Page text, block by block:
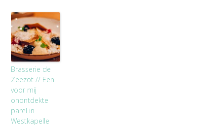
Brasserie de
Zeezot // Een
voor mij
onontdekte
parel in
Westkapelle